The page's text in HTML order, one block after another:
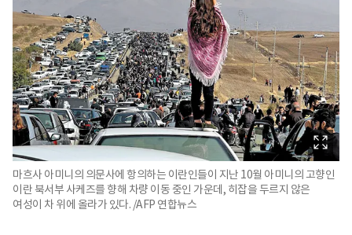
마흐사 아미니의 의문사에 항의하는 이란인들이 지난 10월 아미니의 고향인
이란 북서부 사케즈를 향해 차량 이동 중인 가운데, 히잡을 두르지 않은
여성이 차 위에 올라가 있다. /AFP 연합뉴스